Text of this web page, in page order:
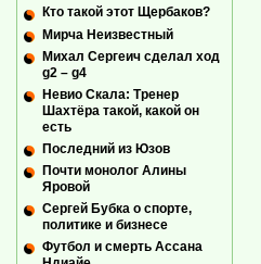
Кто такой этот Щербаков?
Мирча Неизвестный
Михал Сергеич сделал ход
g2 – g4
Невио Скала: Тренер
Шахтёра такой, какой он
есть
Последний из Юзов
Почти монолог Алины
Яровой
Сергей Бубка о спорте,
политике и бизнесе
Футбол и смерть Ассана